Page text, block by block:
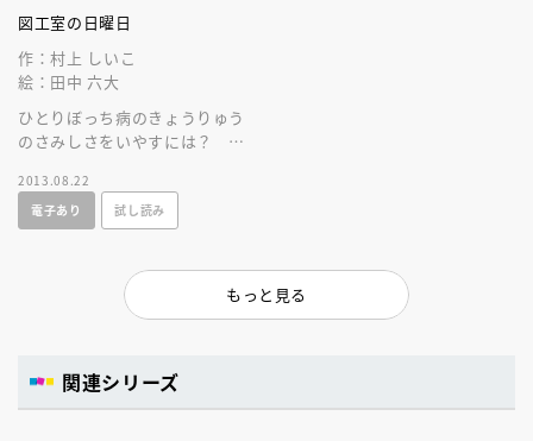
図工室の日曜日
作：村上 しいこ
絵：田中 六大
ひとりぼっち病のきょうりゅう
のさみしさをいやすには？ 日
険が、大切なことに気づかせて
くれました。
2013.08.22
電子あり
試し読み
もっと見る
関連シリーズ